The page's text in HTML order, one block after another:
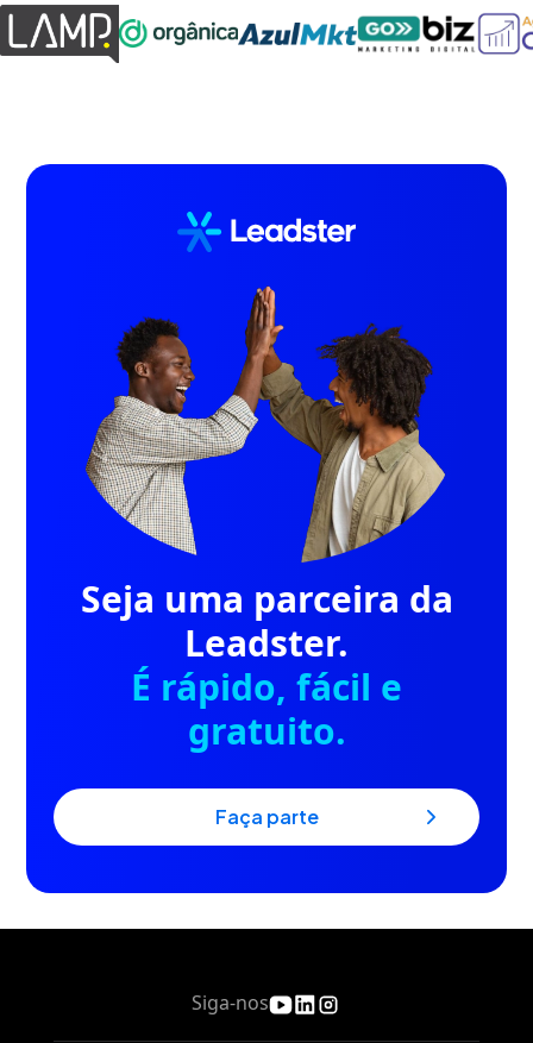
Seja uma parceira da
Leadster.
É rápido, fácil e
gratuito.
faça parte
Siga-nos